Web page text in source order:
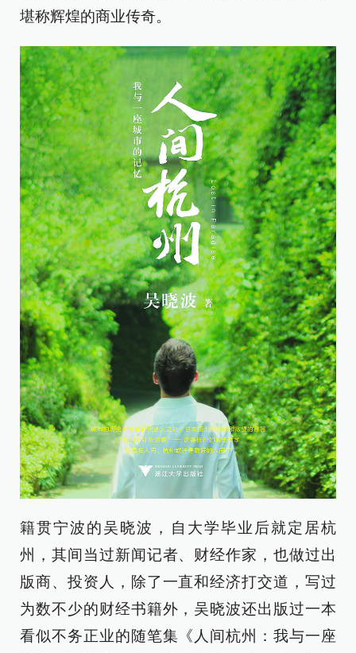
堪称辉煌的商业传奇。
籍贯宁波的吴晓波，自大学毕业后就定居杭
州，其间当过新闻记者、财经作家，也做过出
版商、投资人，除了一直和经济打交道，写过
为数不少的财经书籍外，吴晓波还出版过一本
看似不务正业的随笔集《人间杭州：我与一座